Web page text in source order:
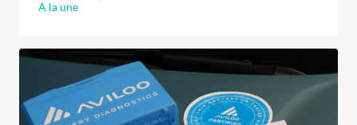
A la une